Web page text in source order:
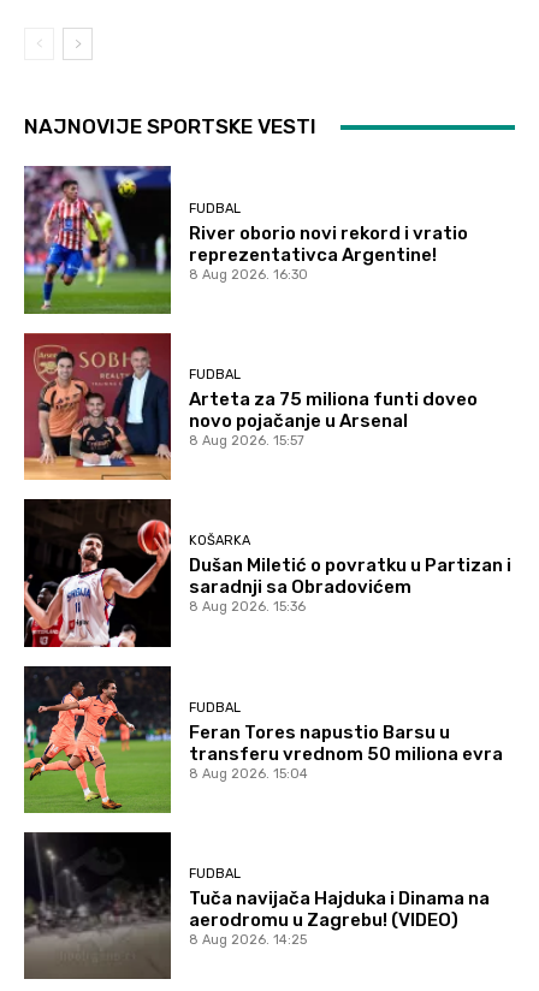
NAJNOVIJE SPORTSKE VESTI
FUDBAL
River oborio novi rekord i vratio
reprezentativca Argentine!
8 Aug 2026. 16:30
FUDBAL
Arteta za 75 miliona funti doveo
novo pojačanje u Arsenal
8 Aug 2026. 15:57
KOŠARKA
Dušan Miletić o povratku u Partizan i
saradnji sa Obradovićem
8 Aug 2026. 15:36
FUDBAL
Feran Tores napustio Barsu u
transferu vrednom 50 miliona evra
8 Aug 2026. 15:04
FUDBAL
Tuča navijača Hajduka i Dinama na
aerodromu u Zagrebu! (VIDEO)
8 Aug 2026. 14:25